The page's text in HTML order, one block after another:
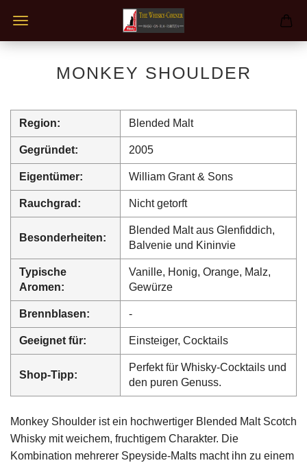
MONKEY SHOULDER
Region: Blended Malt
Gegründet: 2005
Eigentümer: William Grant & Sons
Rauchgrad: Nicht getorft
Besonderheiten:
Blended Malt aus Glenfiddich,
Balvenie und Kininvie
Typische
Aromen:
Vanille, Honig, Orange, Malz,
Gewürze
Brennblasen: -
Geeignet für: Einsteiger, Cocktails
Shop-Tipp:
Perfekt für Whisky-Cocktails und
den puren Genuss.
Monkey Shoulder ist ein hochwertiger Blended Malt Scotch
Whisky mit weichem, fruchtigem Charakter. Die
Kombination mehrerer Speyside-Malts macht ihn zu einem